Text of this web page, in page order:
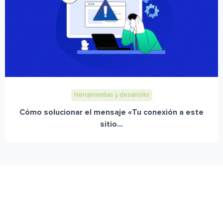
Herramientas y desarrollo
Cómo solucionar el mensaje «Tu conexión a este
sitio...